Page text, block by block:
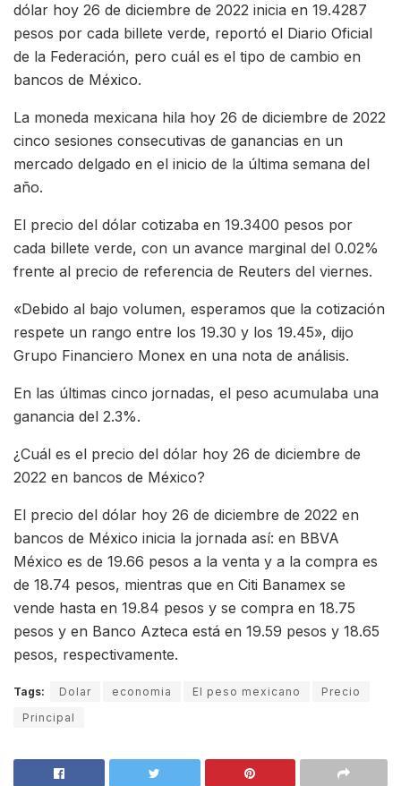
dólar hoy 26 de diciembre de 2022 inicia en 19.4287
pesos por cada billete verde, reportó el Diario Oficial
de la Federación, pero cuál es el tipo de cambio en
bancos de México.
La moneda mexicana hila hoy 26 de diciembre de 2022
cinco sesiones consecutivas de ganancias en un
mercado delgado en el inicio de la última semana del
año.
El precio del dólar cotizaba en 19.3400 pesos por
cada billete verde, con un avance marginal del 0.02%
frente al precio de referencia de Reuters del viernes.
«Debido al bajo volumen, esperamos que la cotización
respete un rango entre los 19.30 y los 19.45», dijo
Grupo Financiero Monex en una nota de análisis.
En las últimas cinco jornadas, el peso acumulaba una
ganancia del 2.3%.
​​¿Cuál es el precio del dólar hoy 26 de diciembre de
2022 en bancos de México?
El precio del dólar hoy 26 de diciembre de 2022 en
bancos de México inicia la jornada así: en BBVA
México es de 19.66 pesos a la venta y a la compra es
de 18.74 pesos, mientras que en Citi Banamex se
vende hasta en 19.84 pesos y se compra en 18.75
pesos y en Banco Azteca está en 19.59 pesos y 18.65
pesos, respectivamente.
Tags: Dolar economia El peso mexicano
Precio
Principal